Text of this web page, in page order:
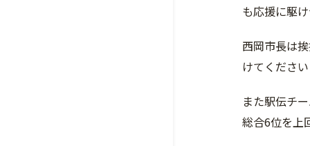
も応援に駆
西岡市長は
けてくださ
また駅伝チ
総合6位を上